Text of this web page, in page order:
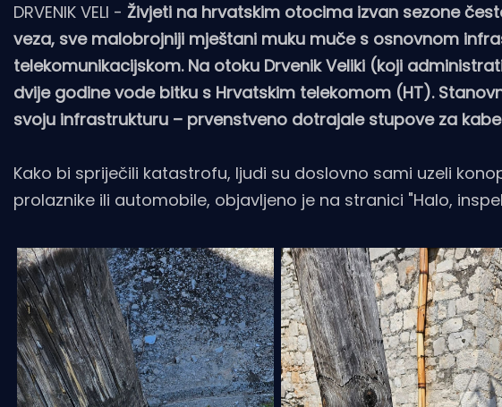
DRVENIK VELI - Živjeti na hrvatskim otocima izvan sezone
veza, sve malobrojniji mještani muku muče s osnovnom
telekomunikacijskom. Na otoku Drvenik Veliki (koji
dvije godine vode bitku s Hrvatskim telekomom (HT).
svoju infrastrukturu – prvenstveno dotrajale stupove za
Kako bi spriječili katastrofu, ljudi su doslovno sami uzeli
prolaznike ili automobile, objavljeno je na stranici "Halo,